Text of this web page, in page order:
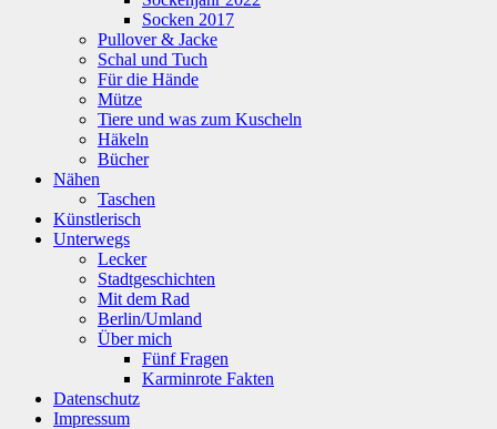
Socken 2017
Pullover & Jacke
Schal und Tuch
Für die Hände
Mütze
Tiere und was zum Kuscheln
Häkeln
Bücher
Nähen
Taschen
Künstlerisch
Unterwegs
Lecker
Stadtgeschichten
Mit dem Rad
Berlin/Umland
Über mich
Fünf Fragen
Karminrote Fakten
Datenschutz
Impressum